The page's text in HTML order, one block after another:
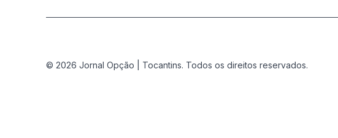
© 2026 Jornal Opção | Tocantins. Todos os direitos reservados.